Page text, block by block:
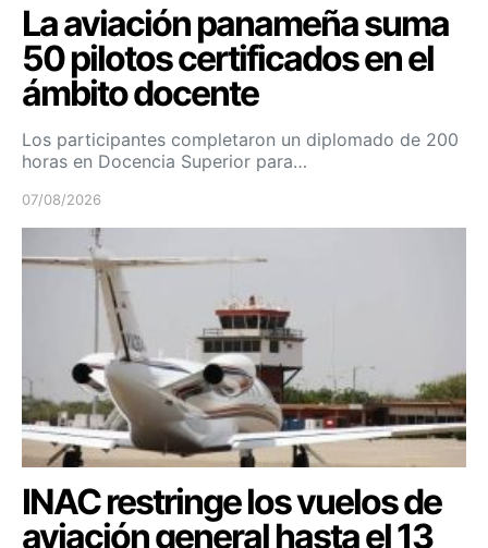
La aviación panameña suma
50 pilotos certificados en el
ámbito docente
Los participantes completaron un diplomado de 200
horas en Docencia Superior para…
07/08/2026
INAC restringe los vuelos de
aviación general hasta el 13